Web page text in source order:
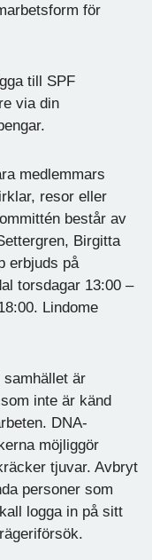
för
till SPF
via din
medlemmars
resor eller
består av
Birgitta
erbjuds på
torsdagar 13:00 –
Lindome
är
inte är känd
DNA-
möjliggör
tjuvar. Avbryt
personer som
logga in på sitt